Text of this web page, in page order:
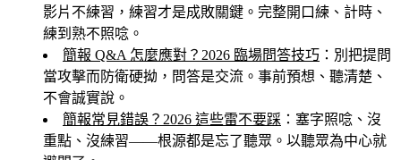
影片不練習，練習才是成敗關鍵。完整開口練、計時、
練到熟不照唸。
簡報 Q&A 怎麼應對？2026 臨場問答技巧 ：別把提問
當攻擊而防衛硬拗，問答是交流。事前預想、聽清楚、
不會誠實說。
簡報常見錯誤？2026 這些雷不要踩 ：塞字照唸、沒
重點、沒練習——根源都是忘了聽眾。以聽眾為中心就